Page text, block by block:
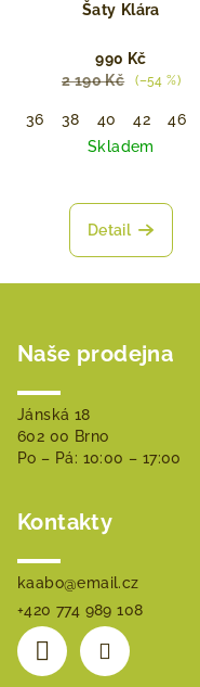
Šaty ⁠⁠Klára
990 Kč
2 190 Kč
(–54 %)
36 38 40 42
46
Skladem
Detail
Naše prodejna
Jánská 18
602 00 Brno
Po – Pá: 10:00 – 17:00
Kontakty
kaabo@email.cz
+420 774 989 108